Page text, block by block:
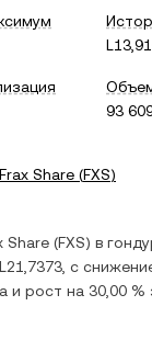
93
Frax Share (FXS)
Share (FXS) в
L21,7373 , c
и рост на 30,00 %